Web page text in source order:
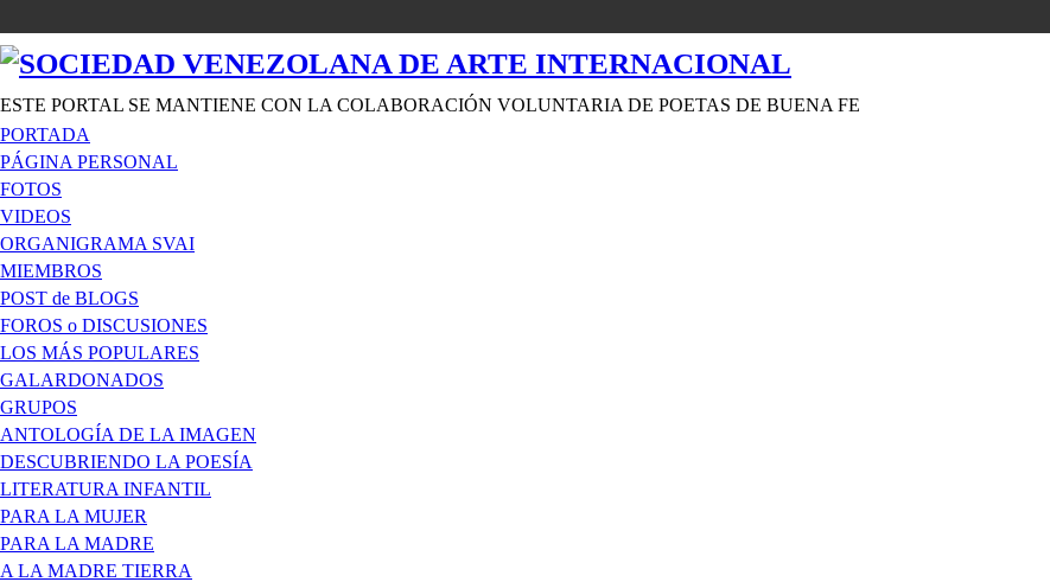
ESTE PORTAL SE MANTIENE CON LA COLABORACIÓN VOLUNTARIA DE POETAS DE BUENA FE
PORTADA
PÁGINA PERSONAL
FOTOS
VIDEOS
ORGANIGRAMA SVAI
MIEMBROS
POST de BLOGS
FOROS o DISCUSIONES
LOS MÁS POPULARES
GALARDONADOS
GRUPOS
ANTOLOGÍA DE LA IMAGEN
DESCUBRIENDO LA POESÍA
LITERATURA INFANTIL
PARA LA MUJER
PARA LA MADRE
A LA MADRE TIERRA